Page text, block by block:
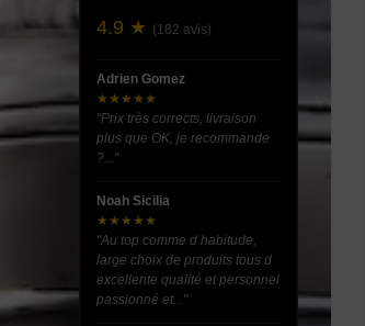
4.9 ★ (182 avis)
Adrien Gomez
★★★★★
"Prix très corrects, livraison
plus que OK, je recommande
?..."
Noah Sicilia
★★★★★
"Au top comme d habitude,
large choix de produits tous d
excellente qualité et personnel
passionné et..."